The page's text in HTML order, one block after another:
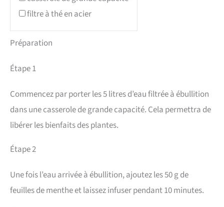
filtre à thé en acier
Préparation
Étape 1
Commencez par porter les 5 litres d’eau filtrée à ébullition
dans une casserole de grande capacité. Cela permettra de
libérer les bienfaits des plantes.
Étape 2
Une fois l’eau arrivée à ébullition, ajoutez les 50 g de
feuilles de menthe et laissez infuser pendant 10 minutes.